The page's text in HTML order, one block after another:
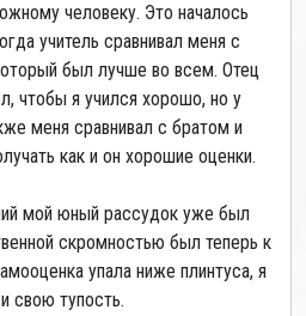
человеку. Это началось
учитель сравнивал меня с
был лучше во всем. Отец
чтобы я учился хорошо, но у
меня сравнивал с братом и
как и он хорошие оценки.
мой юный рассудок уже был
скромностью был теперь к
упала ниже плинтуса, я
свою тупость.